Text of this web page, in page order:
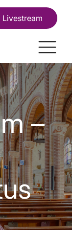
Livestream
–